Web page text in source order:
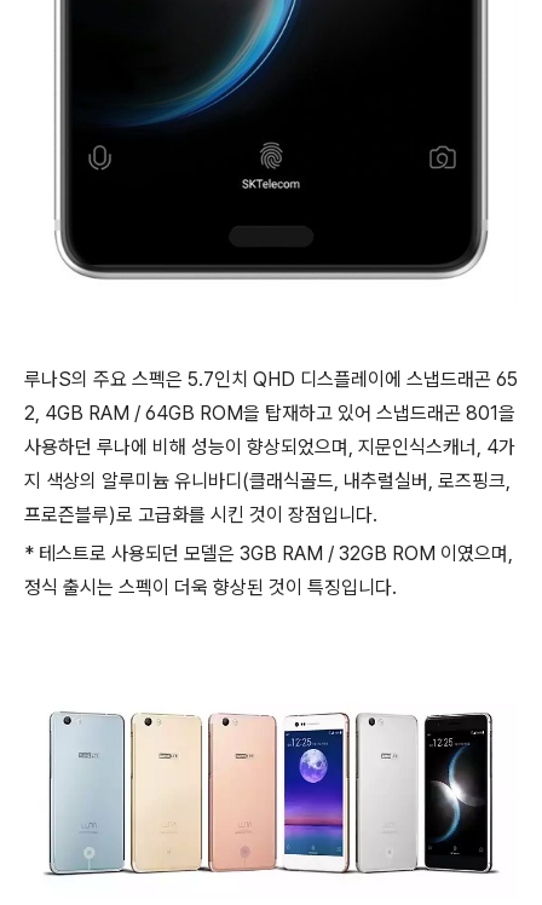
루나S의 주요 스펙은 5.7인치 QHD 디스플레이에 스냅드래곤 65
2, 4GB RAM / 64GB ROM을 탑재하고 있어 스냅드래곤 801을
사용하던 루나에 비해 성능이 향상되었으며, 지문인식스캐너, 4가
지 색상의 알루미늄 유니바디(클래식골드, 내추럴실버, 로즈핑크,
프로즌블루)로 고급화를 시킨 것이 장점입니다.
* 테스트로 사용되던 모델은 3GB RAM / 32GB ROM 이였으며,
정식 출시는 스펙이 더욱 향상된 것이 특징입니다.